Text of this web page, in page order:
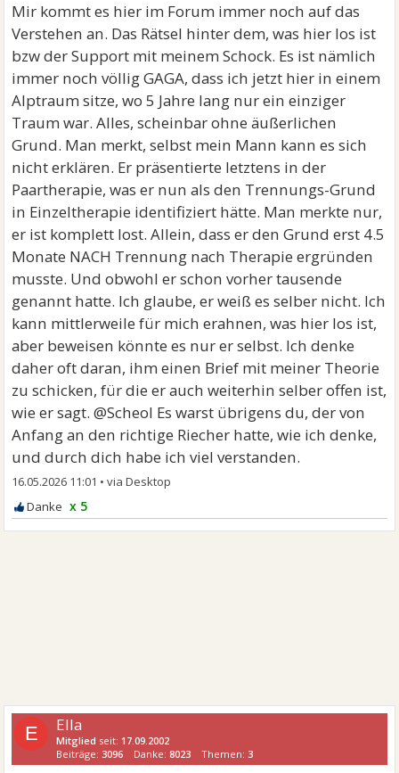
Mir kommt es hier im Forum immer noch auf das
Verstehen an. Das Rätsel hinter dem, was hier los ist
bzw der Support mit meinem Schock. Es ist nämlich
immer noch völlig GAGA, dass ich jetzt hier in einem
Alptraum sitze, wo 5 Jahre lang nur ein einziger
Traum war. Alles, scheinbar ohne äußerlichen
Grund. Man merkt, selbst mein Mann kann es sich
nicht erklären. Er präsentierte letztens in der
Paartherapie, was er nun als den Trennungs-Grund
in Einzeltherapie identifiziert hätte. Man merkte nur,
er ist komplett lost. Allein, dass er den Grund erst 4.5
Monate NACH Trennung nach Therapie ergründen
musste. Und obwohl er schon vorher tausende
genannt hatte. Ich glaube, er weiß es selber nicht. Ich
kann mittlerweile für mich erahnen, was hier los ist,
aber beweisen könnte es nur er selbst. Ich denke
daher oft daran, ihm einen Brief mit meiner Theorie
zu schicken, für die er auch weiterhin selber offen ist,
wie er sagt. @Scheol Es warst übrigens du, der von
Anfang an den richtige Riecher hatte, wie ich denke,
und durch dich habe ich viel verstanden.
16.05.2026 11:01 •
x 5
E Ella
Mitglied seit: 17.09.2002
Beiträge:3096 Danke:8023 Themen:3